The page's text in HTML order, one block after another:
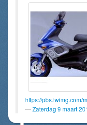
https://pbs.twimg.com/
Zaterdag 9 maart